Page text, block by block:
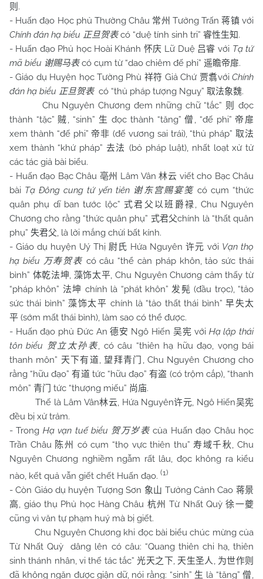
则 .
- Huấn đạo Học phủ Thường Châu 常州 Tưởng Trấn蒋镇với
Chính đán hạ biểu 正旦贺表có “duệ tính sinh tri” 睿性生知.
- Huấn đạo Phủ học Hoài Khánh 怀庆 Lữ Duệ 吕睿 với Tạ tứ
mã biểu 谢赐马表 có cụm từ “dao chiêm đế phi” 遥瞻帝扉.
- Giáo dụ Huyện học Tường Phù 祥符 Giả Chứ 贾翥vớiChính
đán hạ biểu 正旦贺表có “thủ pháp tượng Nguỵ” 取法象魏.
Chu Nguyên Chương đem những chữ “tắc” 则
đọc
thành “tặc” 贼, “sinh” 生 đọc thành “tăng”僧 , “đế phi” 帝扉
xem thành “đế phi” 帝非(đế vương sai trái), “thủ pháp”取法
xem thành “khứ pháp” 去法 (bỏ pháp luật), nhất loạt xử tử
các tác giả bài biểu.
- Huấn đạo Bạc Châu 亳州 Lâm Vân 林云 viết cho Bạc Châu
bài Tạ Đông cung tứ yến tiên 谢东宫赐宴笺 có cụm “thức
quân phụ dĩ ban tước lộc” 式君父以班爵禄, Chu Nguyên
Chương cho rằng “thức quân phụ” 式君父chính là “thất quân
phụ” 失君父, là lời mắng chửi bất kính.
- Giáo dụ huyện Uý Thị 尉氏 Hứa Nguyên 许元 với Vạn thọ
hạ biểu
万寿贺表có câu “thể càn pháp khôn, tảo sức thái
bình” 体乾法坤, 藻饰太平, Chu Nguyên Chương cảm thấy từ
“pháp khôn” 法坤 chính là “phát khôn”发髡(đầu trọc), “tảo
sức thái bình”藻饰太平 chính là “tảo thất thái bình”早失太
平 (sớm mất thái bình), làm sao có thể được.
- Huấn đạo phủ Đức An德安 Ngô Hiến 吴宪 với Hạ lập thái
tôn biểu
贺立太孙表, có câu “thiên hạ hữu đạo, vọng bái
thanh môn” 天下有道,望拜青门 , Chu Nguyên Chương cho
rằng “hữu đạo”有道tức “hữu đạo”有盗 (có trộm cắp), “thanh
môn” 青门 tức “thượng miếu” 尚庙.
Thế là Lâm Vân林云, Hứa Nguyên许元, Ngô Hiến吴宪
đều bị xử trảm.
- Trong Hạ vạn tuế biểu 贺万岁表 của Huấn đạo Châu học
Trần Châu 陈州 có cụm “thọ vực thiên thu”寿域千秋, Chu
Nguyên Chương nghiềm ngẫm rất lâu, đọc không ra kiểu
nào, kết quả vẫn giết chết Huấn đạo. (1)
- Còn Giáo dụ huyện Tượng Sơn 象山 Tưởng Cảnh Cao 蒋景
高, giáo thụ Phủ học Hàng Châu 杭州 Từ Nhất Quỳ徐一夔
cũng vì văn tự phạm huý mà bị giết.
Chu Nguyên Chương khi đọc bài biểu chúc mừng của
Từ Nhất Quỳ dâng lên có câu: “Quang thiên chi hạ, thiên
sinh thánh nhân, vi thế tác tắc”光天之下, 天生圣人 , 为世作则
đã không ngăn được giận dữ, nói rằng: “sinh” 生 là “tăng”僧,